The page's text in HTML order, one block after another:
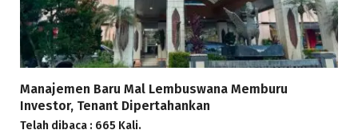
Manajemen Baru Mal Lembuswana Memburu
Investor, Tenant Dipertahankan
Telah dibaca : 665 Kali.